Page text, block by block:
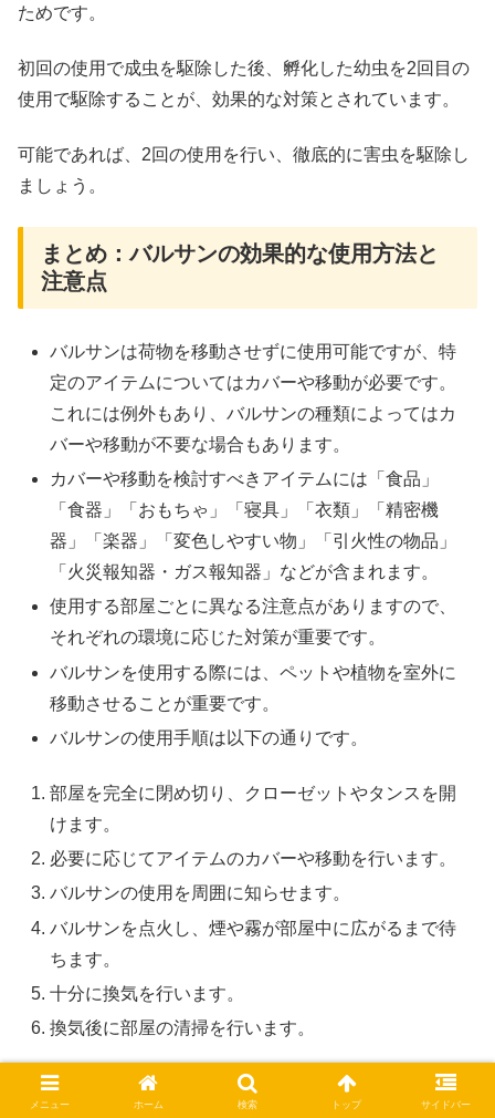
ためです。
初回の使用で成虫を駆除した後、孵化した幼虫を2回目の
使用で駆除することが、効果的な対策とされています。
可能であれば、2回の使用を行い、徹底的に害虫を駆除し
ましょう。
まとめ：バルサンの効果的な使用方法と
注意点
バルサンは荷物を移動させずに使用可能ですが、特
定のアイテムについてはカバーや移動が必要です。
これには例外もあり、バルサンの種類によってはカ
バーや移動が不要な場合もあります。
カバーや移動を検討すべきアイテムには「食品」
「食器」「おもちゃ」「寝具」「衣類」「精密機
器」「楽器」「変色しやすい物」「引火性の物品」
「火災報知器・ガス報知器」などが含まれます。
使用する部屋ごとに異なる注意点がありますので、
それぞれの環境に応じた対策が重要です。
バルサンを使用する際には、ペットや植物を室外に
移動させることが重要です。
バルサンの使用手順は以下の通りです。
部屋を完全に閉め切り、クローゼットやタンスを開
けます。
必要に応じてアイテムのカバーや移動を行います。
バルサンの使用を周囲に知らせます。
バルサンを点火し、煙や霧が部屋中に広がるまで待
ちます。
十分に換気を行います。
換気後に部屋の清掃を行います。
効果的な害虫駆除を達成するためには、初回の使用
メニュー ホーム 検索 トップ サイドバー